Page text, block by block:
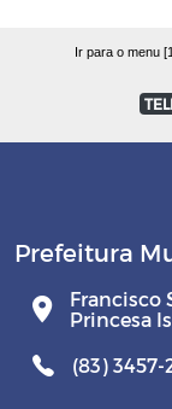
Ir para o menu
Prefeitura
Francisco
Princesa
(83) 3457-